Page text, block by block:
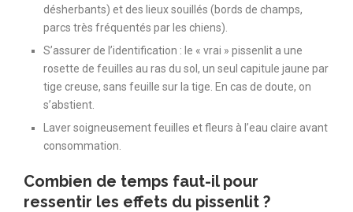
désherbants) et des lieux souillés (bords de champs,
parcs très fréquentés par les chiens).
S’assurer de l’identification : le « vrai » pissenlit a une
rosette de feuilles au ras du sol, un seul capitule jaune par
tige creuse, sans feuille sur la tige. En cas de doute, on
s’abstient.
Laver soigneusement feuilles et fleurs à l’eau claire avant
consommation.
Combien de temps faut-il pour
ressentir les effets du pissenlit ?